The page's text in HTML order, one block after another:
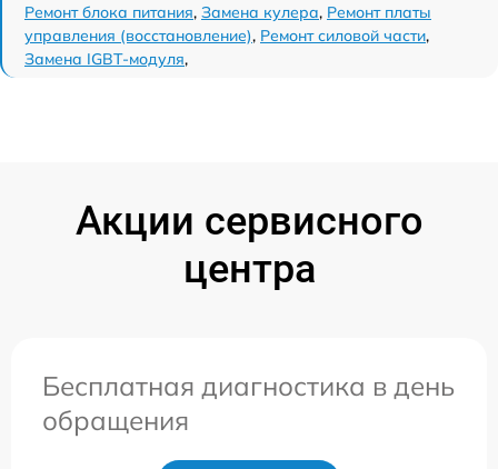
Ремонт блока питания, Замена кулера, Ремонт платы
управления (восстановление), Ремонт силовой части,
Замена IGBT-модуля,
Акции сервисного
центра
Бесплатная диагностика в день
обращения